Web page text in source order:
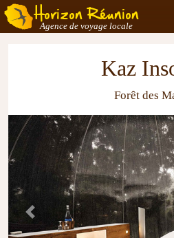
Horizon Réunion
Agence de voyage locale
Kaz
Forêt des
Previous